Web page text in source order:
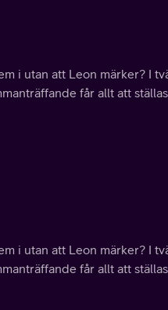
i utan att Leon märker? I
får allt att
i utan att Leon märker? I
får allt att